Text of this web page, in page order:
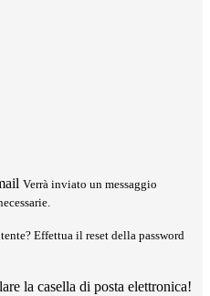
Verrà inviato un messaggio
Effettua il reset della password
la casella di posta elettronica!